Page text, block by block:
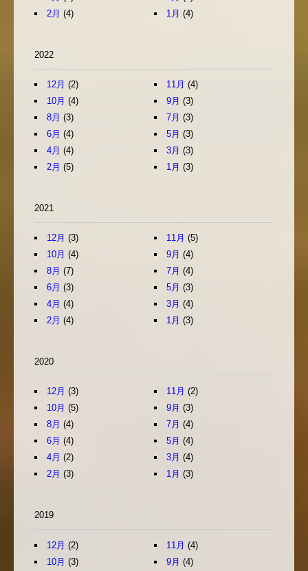
2月 (4) 1月 (4)
2022
12月 (2) 11月 (4)
10月 (4) 9月 (3)
8月 (3) 7月 (3)
6月 (4) 5月 (3)
4月 (4) 3月 (3)
2月 (5) 1月 (3)
2021
12月 (3) 11月 (5)
10月 (4) 9月 (4)
8月 (7) 7月 (4)
6月 (3) 5月 (3)
4月 (4) 3月 (4)
2月 (4) 1月 (3)
2020
12月 (3) 11月 (2)
10月 (5) 9月 (3)
8月 (4) 7月 (4)
6月 (4) 5月 (4)
4月 (2) 3月 (4)
2月 (3) 1月 (3)
2019
12月 (2) 11月 (4)
10月 (3) 9月 (4)